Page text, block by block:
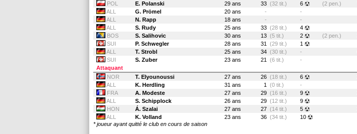
POL
E. Polanski 29 ans 33 (32 tit.) 6 (2 pen.)
ALL
G. Prömel 20 ans - -
ALL
N. Rapp 18 ans - -
ALL
S. Rudy 25 ans 33 (28 tit.) 4
BOS
S. Salihovic 30 ans 13 (5 tit.) 2 (2 pen.)
SUI
P. Schwegler 28 ans 31 (29 tit.) 1
ALL
T. Strobl 25 ans 34 (30 tit.) -
SUI
S. Zuber 23 ans 21 (6 tit.) -
Attaquant
NOR
T. Elyounoussi 27 ans 26 (18 tit.) 6
ALL
K. Herdling 31 ans 1 (0 tit.) -
FRA
A. Modeste 27 ans 29 (16 tit.) 9
ALL
S. Schipplock 26 ans 29 (12 tit.) 9
HON
Á. Szalai 27 ans 27 (14 tit.) 5
ALL
K. Volland 23 ans 36 (34 tit.) 10
* joueur ayant quitté le club en cours de saison